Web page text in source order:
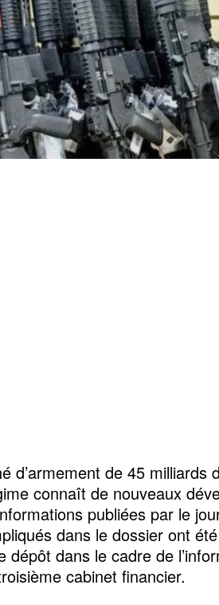
d’armement de 45 milliards
connaît de nouveaux
publiées par le
dans le dossier ont
dépôt dans le cadre de
cabinet financier.